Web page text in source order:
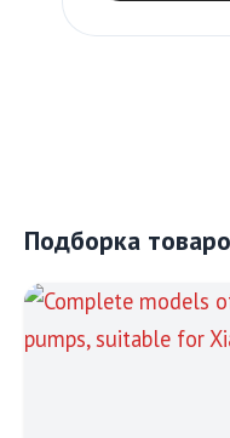
Подборка